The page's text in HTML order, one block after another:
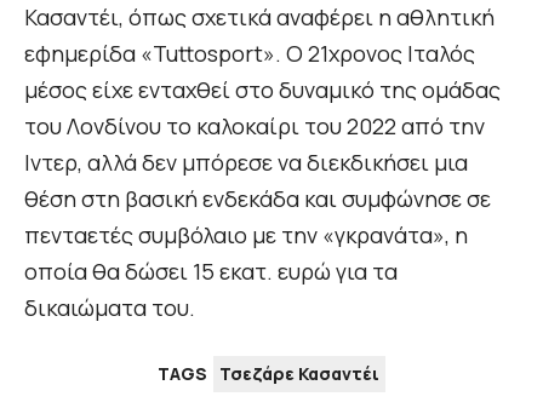
Κασαντέι, όπως σχετικά αναφέρει η αθλητική
εφημερίδα «Tuttosport». Ο 21χρονος Ιταλός
μέσος είχε ενταχθεί στο δυναμικό της ομάδας
του Λονδίνου το καλοκαίρι του 2022 από την
Ιντερ, αλλά δεν μπόρεσε να διεκδικήσει μια
θέση στη βασική ενδεκάδα και συμφώνησε σε
πενταετές συμβόλαιο με την «γκρανάτα», η
οποία θα δώσει 15 εκατ. ευρώ για τα
δικαιώματα του.
TAGS Τσεζάρε Κασαντέι